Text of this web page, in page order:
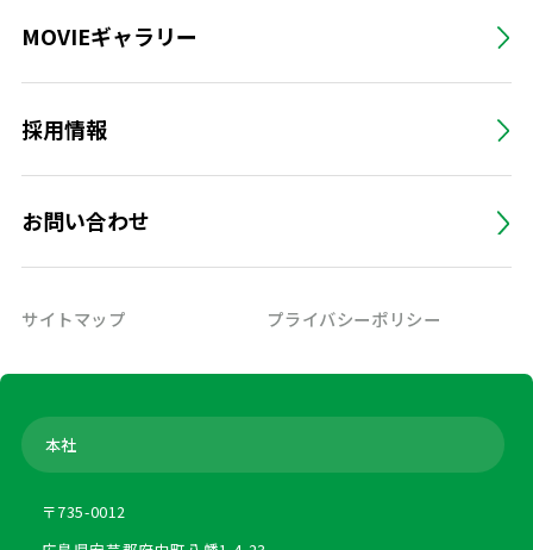
MOVIEギャラリー
採用情報
お問い合わせ
サイトマップ プライバシーポリシー
本社
〒735-0012